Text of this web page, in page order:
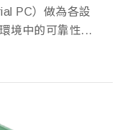
PC）做為各設
境中的可靠性...